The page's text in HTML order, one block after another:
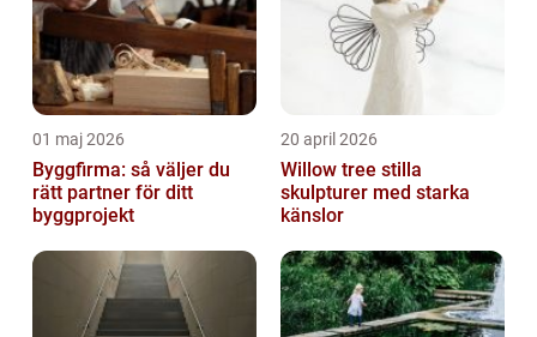
01 maj 2026
Byggfirma: så väljer du
rätt partner för ditt
byggprojekt
20 april 2026
Willow tree stilla
skulpturer med starka
känslor